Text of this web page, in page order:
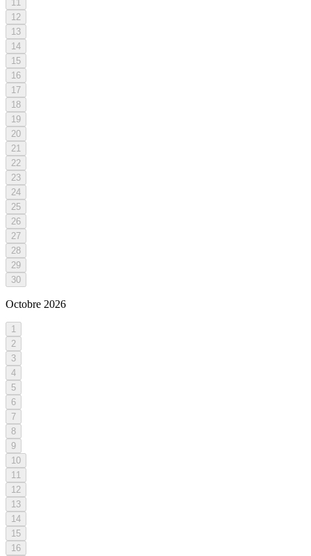
11
12
13
14
15
16
17
18
19
20
21
22
23
24
25
26
27
28
29
30
Octobre 2026
1
2
3
4
5
6
7
8
9
10
11
12
13
14
15
16